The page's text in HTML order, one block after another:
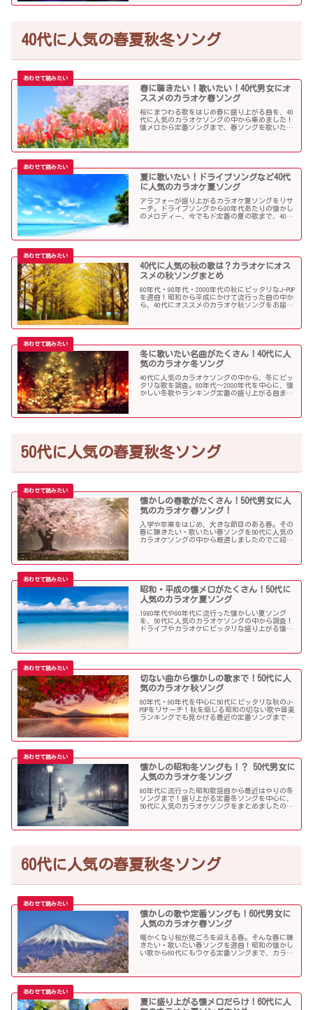
40代に人気の春夏秋冬ソング
春に聴きたい！歌いたい！40代男女にオ
ススメのカラオケ春ソング
桜にまつわる歌をはじめ春に盛り上がる曲を、40
代に人気のカラオケソングの中から集めました！
懐メロから定番ソングまで、春ソングを歌いたい
夏に歌いたい！ドライブソングなど40代
に人気のカラオケ夏ソング
アラフォーが盛り上がるカラオケ夏ソングをリサ
ーチ。ドライブソングから90年代あたりの懐かし
のメロディー、今でもド定番の夏の歌まで、40代
40代に人気の秋の歌は？カラオケにオス
スメの秋ソングまとめ
80年代・90年代・2000年代の秋にピッタリなJ-POP
を選曲！昭和から平成にかけて流行った曲の中か
ら、40代にオススメのカラオケ秋ソングをお届け
冬に歌いたい名曲がたくさん！40代に人
気のカラオケ冬ソング
40代に人気のカラオケソングの中から、冬にピッ
タリな歌を調査。80年代〜2000年代を中心に、懐
かしい冬歌やランキング定番の盛り上がる曲まで
50代に人気の春夏秋冬ソング
懐かしの春歌がたくさん！50代男女に人
気のカラオケ春ソング！
入学や卒業をはじめ、大きな節目のある春。その
春に聴きたい・歌いたい春ソングを50代に人気の
カラオケソングの中から厳選しましたのでご紹介
昭和・平成の懐メロがたくさん！50代に
人気のカラオケ夏ソング
1980年代や90年代に流行った懐かしい夏ソング
を、50代に人気のカラオケソングの中から調査！
ドライブやカラオケにピッタリな盛り上がる懐メ
切ない曲から懐かしの歌まで！50代に人
気のカラオケ秋ソング
80年代・90年代を中心に50代にピッタリな秋のJ-
POPをリサーチ！秋を感じる昭和の切ない歌や音楽
ランキングでも見かける最近の定番ソングまで、
懐かしの昭和冬ソングも！？ 50代男女に
人気のカラオケ冬ソング
80年代に流行った昭和歌謡曲から最近はやりの冬
ソングまで！盛り上がる定番冬ソングを中心に、
50代に人気のカラオケソングをまとめましたので
60代に人気の春夏秋冬ソング
懐かしの歌や定番ソングも！60代男女に
人気のカラオケ春ソング
暖かくなり桜が見ごろを迎える春。そんな春に聴
きたい・歌いたい春ソングを選曲！昭和の懐かし
い歌から60代にもウケる定番ソングまで、カラオ
夏に盛り上がる懐メロだらけ！60代に人